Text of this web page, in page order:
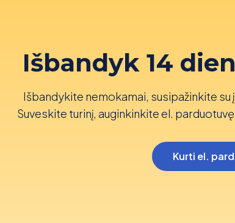
Išbandyk 14
Išbandykite nemokamai, susipažinkite su
Suveskite turinį, auginkinkite el.
Kurti el.